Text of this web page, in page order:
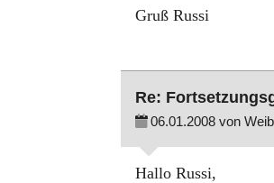
Gruß Russi
Re:
06.01.2008 von
Hallo Russi,